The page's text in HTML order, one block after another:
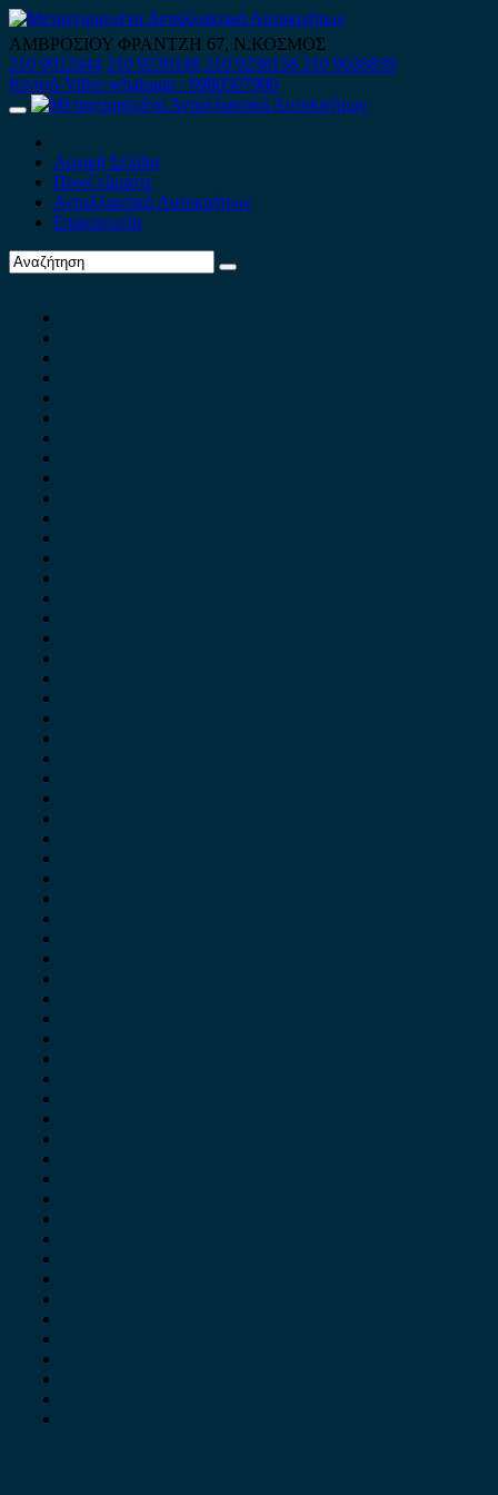
Skip
to
content
ΑΜΒΡΟΣΙΟΥ ΦΡΑΝΤΖΗ 67, Ν.ΚΟΣΜΟΣ
210 9012444 210 9239148 210 9238158 210 9026839
Κινητό-Viber-whatsapp : 6980507900
Primary
Αρχική Σελίδα
Ποιοί είμαστε
Ανταλλακτικά Αυτοκινήτων
Επικοινωνία